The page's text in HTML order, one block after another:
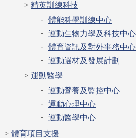
精英訓練科技
體能科學訓練中心
運動生物力學及科技中心
體育資訊及對外事務中心
運動選材及發展計劃
運動醫學
運動營養及監控中心
運動心理中心
運動醫學中心
體育項目支援